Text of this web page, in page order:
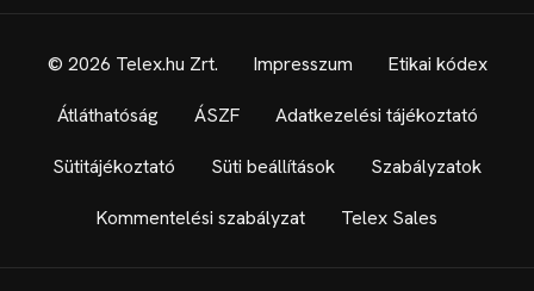
© 2026 Telex.hu Zrt. Impresszum Etikai kódex
Átláthatóság ÁSZF Adatkezelési tájékoztató
Sütitájékoztató Süti beállítások Szabályzatok
Kommentelési szabályzat Telex Sales